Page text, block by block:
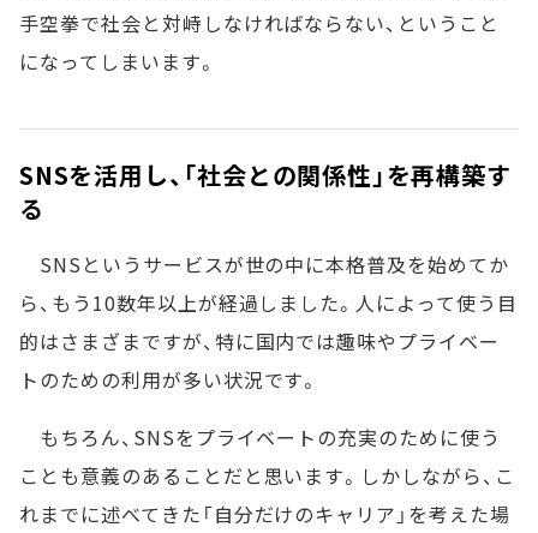
手空拳で社会と対峙しなければならない、ということ
になってしまいます。
SNSを活用し、「社会との関係性」を再構築す
る
SNSというサービスが世の中に本格普及を始めてか
ら、もう10数年以上が経過しました。人によって使う目
的はさまざまですが、特に国内では趣味やプライベー
トのための利用が多い状況です。
もちろん、SNSをプライベートの充実のために使う
ことも意義のあることだと思います。しかしながら、こ
れまでに述べてきた「自分だけのキャリア」を考えた場